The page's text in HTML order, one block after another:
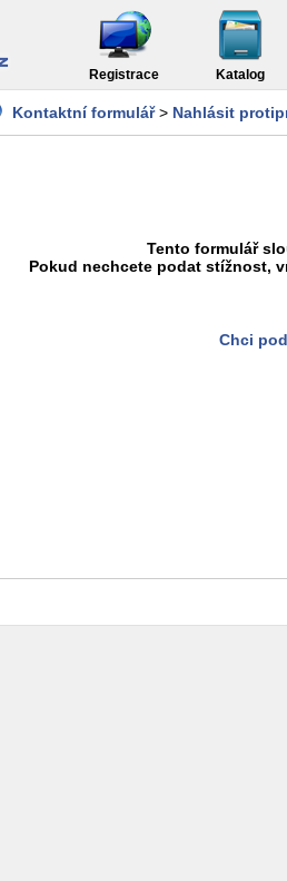
Registrace Katalog
Kontaktní formulář> Nahlásit
Tento formulář
Pokud nechcete podat stížnost,
Chci